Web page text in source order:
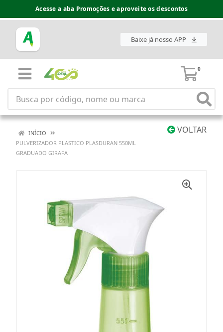
Acesse a aba Promoções e aproveite os descontos
Baixe já nosso APP
0
VOLTAR
INÍCIO
PULVERIZADOR PLASTICO PLASDURAN 550ML
GRADUADO GIRAFA